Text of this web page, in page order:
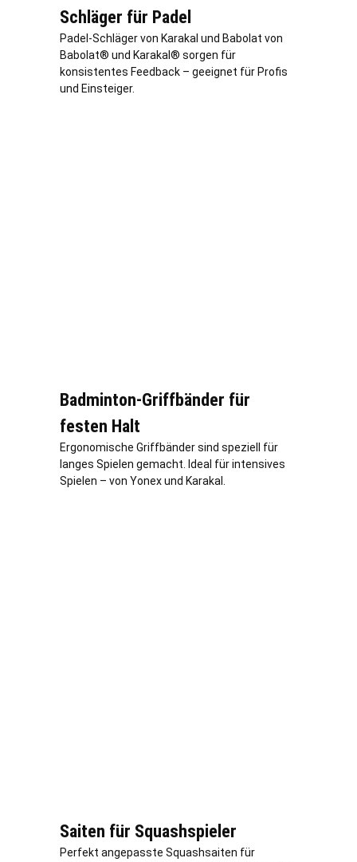
Schläger für Padel
Padel-Schläger von Karakal und Babolat von
Babolat® und Karakal® sorgen für
konsistentes Feedback – geeignet für Profis
und Einsteiger.
Badminton-Griffbänder für
festen Halt
Ergonomische Griffbänder sind speziell für
langes Spielen gemacht. Ideal für intensives
Spielen – von Yonex und Karakal.
Saiten für Squashspieler
Perfekt angepasste Squashsaiten für